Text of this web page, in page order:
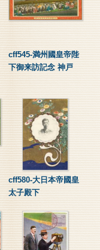
cff545-満州國皇帝陛
下御来訪記念 神戸
cff580-大日本帝國皇
太子殿下